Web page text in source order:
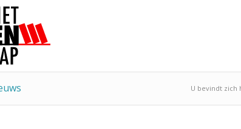
U bevindt zich